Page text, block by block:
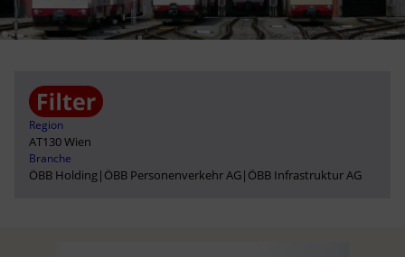
Region
AT130 Wien
Branche
ÖBB Holding| ÖBB Personenverkehr AG| ÖBB Infrastruktur AG